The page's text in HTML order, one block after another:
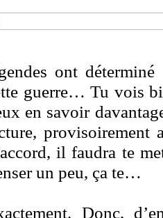
ont
guerre… Tu vois
en savoir
provisoirement
il faudra te
un peu, ça te…
Donc,